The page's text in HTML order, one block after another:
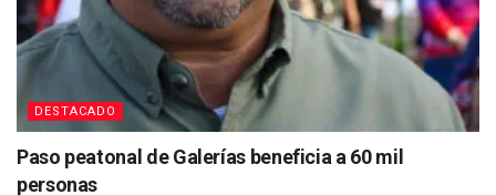
DESTACADO
Paso peatonal de Galerías beneficia a 60 mil
personas